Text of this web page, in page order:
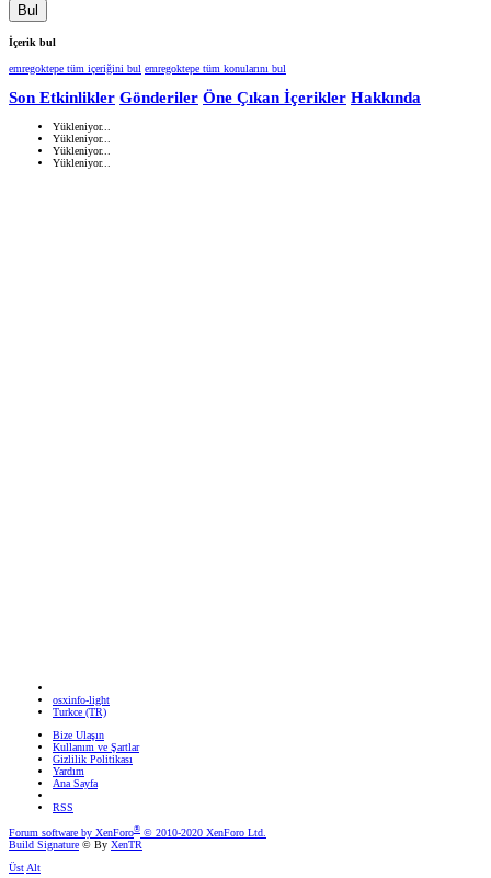
Bul
İçerik bul
emregoktepe tüm içeriğini bul emregoktepe tüm konularını bul
Son Etkinlikler Gönderiler Öne Çıkan İçerikler Hakkında
Yükleniyor...
Yükleniyor...
Yükleniyor...
Yükleniyor...
osxinfo-light
Turkce (TR)
Bize Ulaşın
Kullanım ve Şartlar
Gizlilik Politikası
Yardım
Ana Sayfa
RSS
Forum software by XenForo® © 2010-2020 XenForo Ltd.
Build Signature © By XenTR
ÜstAlt